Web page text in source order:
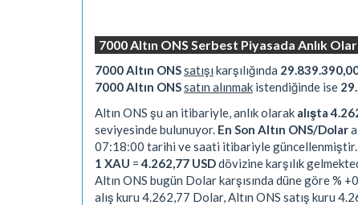
7000 Altın ONS Serbest Piyasada Anlık
7000 Altın ONSsatışı karşılığında
7000 Altın ONSsatın alınmak istendiğinde ise
Altın ONS şu an itibariyle, anlık olarak alışta
seviyesinde bulunuyor. En Son Altın ONS/Dolar
07:18:00 tarihi ve saati itibariyle güncellenmiştir.
1 XAU =4.262,77 USDdövizine karşılık
Altın ONS bugün Dolar karşısında düne göre %
alış kuru 4.262,77 Dolar, Altın ONS satış kuru